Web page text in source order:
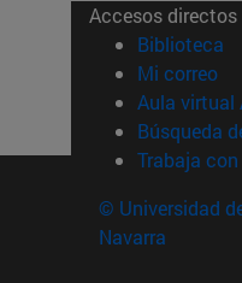
Accesos directos
Biblioteca
Mi correo
Aula virtual
Búsqueda
Trabaja
© Universidad
Navarra